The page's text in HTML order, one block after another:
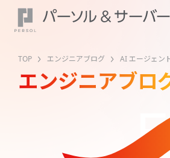
TOP エンジニアブログ AI エージェン
エンジニアブロ